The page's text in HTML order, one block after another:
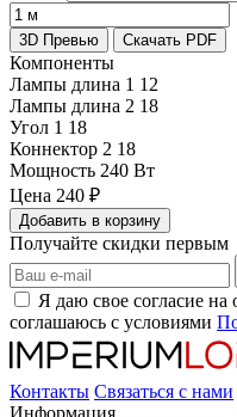
3D Превью Скачать PDF
Компоненты
Лампы длина 1 12
Лампы длина 2 18
Угол 1 18
Коннектор 2 18
Мощность 240 Вт
Цена 240 ₽
Добавить в корзину
Получайте скидки первым
Я даю свое согласие
соглашаюсь с условиями
Контакты Связаться с нами
Информация